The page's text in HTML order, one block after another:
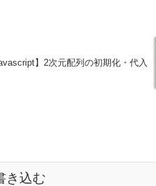
】2次元配列の初期化・代入
き込む